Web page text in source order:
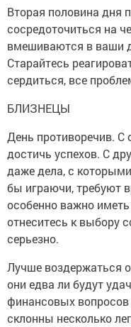
Вторая половина дня
сосредоточиться на
вмешиваются в ваши
Старайтесь
сердиться, все
БЛИЗНЕЦЫ
День противоречив. С
достичь успехов. С
даже дела, с
бы играючи, требуют
особенно важно
отнеситесь к выбору
серьезно.
Лучше воздержаться
они едва ли будут
финансовых
склонны несколько